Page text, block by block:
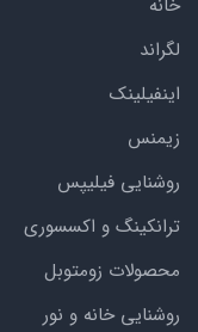
لگراند
اینفیلینک
زیمنس
روشنایی فیلیپس
ترانکینگ و اکسسوری
محصولات زومتوبل
روشنایی خانه و نور